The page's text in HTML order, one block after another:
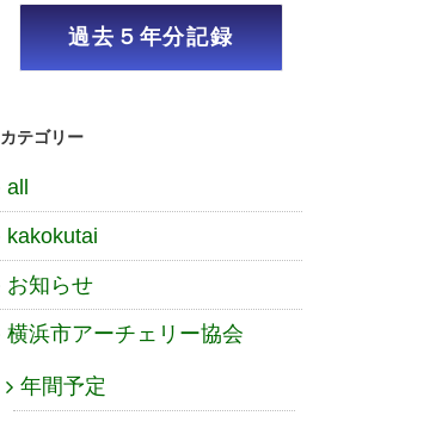
過去５年分記録
カテゴリー
all
kakokutai
お知らせ
横浜市アーチェリー協会
年間予定